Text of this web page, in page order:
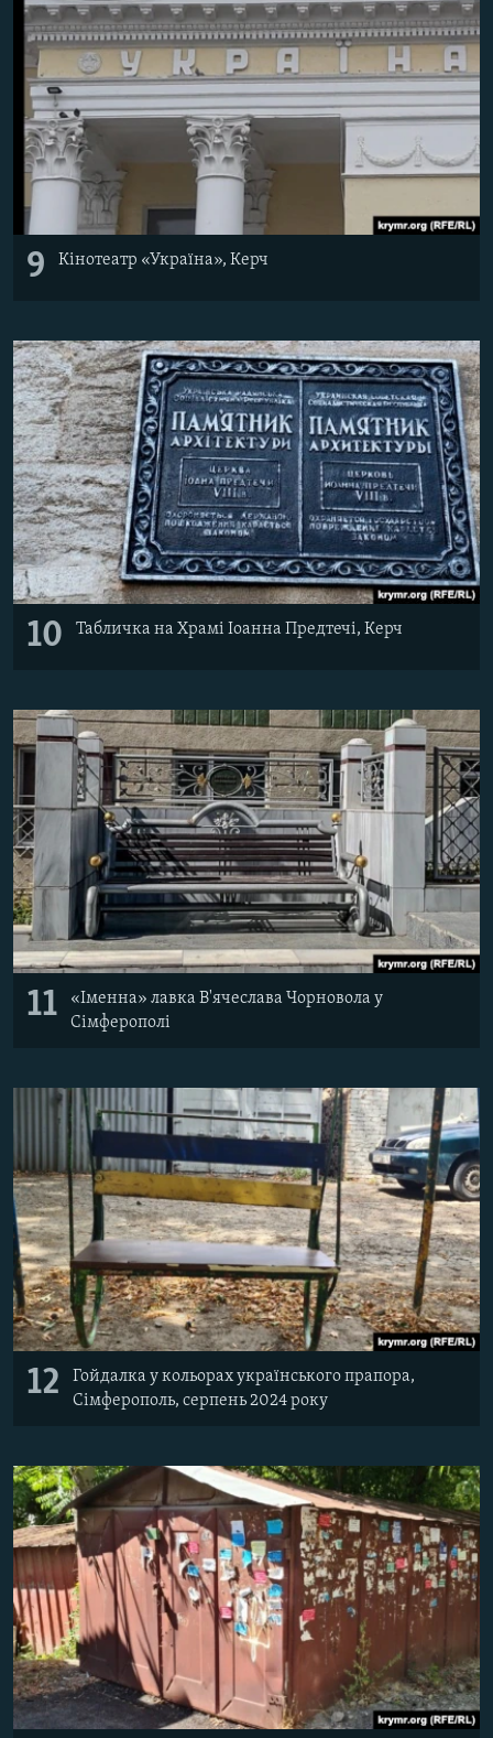
9 Кінотеатр «Україна», Керч
10 Табличка на Храмі Іоанна Предтечі, Керч
11
«Іменна» лавка В'ячеслава Чорновола у
Сімферополі
12
Гойдалка у кольорах українського прапора,
Сімферополь, серпень 2024 року